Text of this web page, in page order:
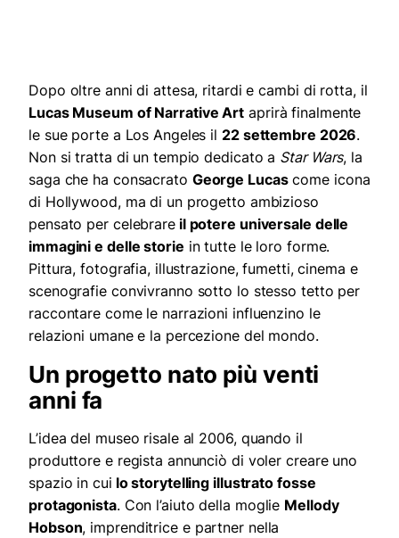
Dopo oltre anni di attesa, ritardi e cambi di rotta, il
Lucas Museum of Narrative Art aprirà finalmente
le sue porte a Los Angeles il 22 settembre 2026.
Non si tratta di un tempio dedicato a Star Wars, la
saga che ha consacrato George Lucascome icona
di Hollywood, ma di un progetto ambizioso
pensato per celebrareil potere universale delle
immagini e delle storie in tutte le loro forme.
Pittura, fotografia, illustrazione, fumetti, cinema e
scenografie convivranno sotto lo stesso tetto per
raccontare come le narrazioni influenzino le
relazioni umane e la percezione del mondo.
Un progetto nato più venti
anni fa
L’idea del museo risale al 2006, quando il
produttore e regista annunciò di voler creare uno
spazio in cui lo storytelling illustrato fosse
protagonista. Con l’aiuto della moglie Mellody
Hobson, imprenditrice e partner nella